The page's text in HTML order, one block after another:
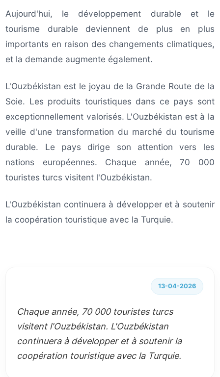
Aujourd'hui, le développement durable et le
tourisme durable deviennent de plus en plus
importants en raison des changements climatiques,
et la demande augmente également.
L'Ouzbékistan est le joyau de la Grande Route de la
Soie. Les produits touristiques dans ce pays sont
exceptionnellement valorisés. L'Ouzbékistan est à la
veille d'une transformation du marché du tourisme
durable. Le pays dirige son attention vers les
nations européennes. Chaque année, 70 000
touristes turcs visitent l'Ouzbékistan.
L'Ouzbékistan continuera à développer et à soutenir
la coopération touristique avec la Turquie.
13-04-2026
Chaque année, 70 000 touristes turcs
visitent l'Ouzbékistan. L'Ouzbékistan
continuera à développer et à soutenir la
coopération touristique avec la Turquie.